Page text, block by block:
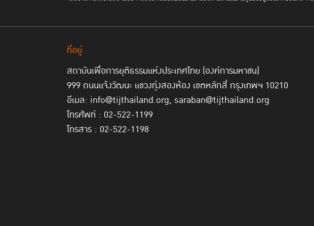
ที่อยู่
สถาบันเพื่อการยุติธรรมแห่งประเทศไทย (องค์การมหาชน)
999 ถนนแจ้งวัฒนะ แขวงทุ่งสองห้อง เขตหลักสี่ กรุงเทพฯ 10210
อีเมล: info@tijthailand.org, saraban@tijthailand.org
โทรศัพท์ : 02-522-1199
โทรสาร : 02-522-1198